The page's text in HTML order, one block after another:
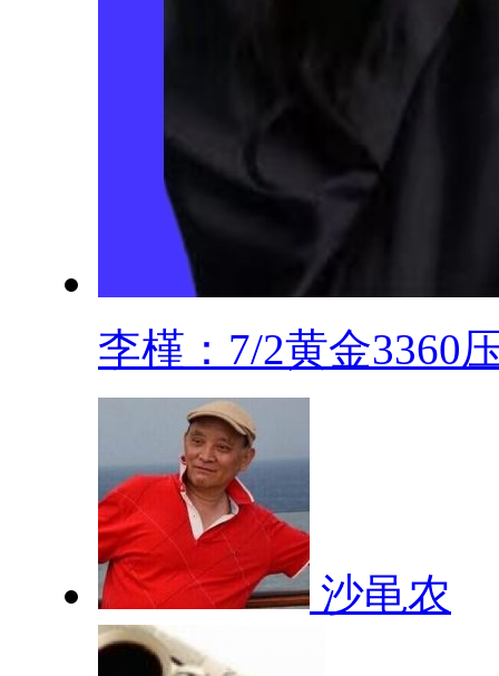
李槿：7/2黄金3360
沙黾农